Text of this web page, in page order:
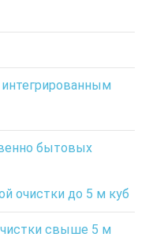
бытовых
очистки до 5 м куб
свыше 5 м